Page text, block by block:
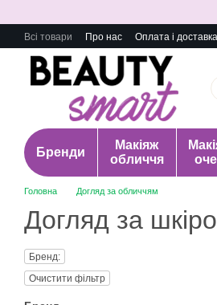
Всі товари Про нас Оплата і доставка
Бренди
Макіяж
обличчя
Головна Догляд за обличчям
Догляд за
Бренд:
Очистити фільтр